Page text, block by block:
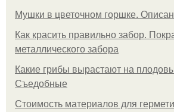
Мушки в цветочном горшке.
Как красить правильно забор.
металлического забора
Какие грибы вырастают на
Съедобные
Стоимость материалов для